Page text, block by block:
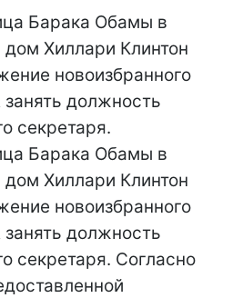
Барака Обамы в
Хиллари Клинтон
новоизбранного
должность
секретаря.
Барака Обамы в
Хиллари Клинтон
новоизбранного
должность
секретаря. Согласно